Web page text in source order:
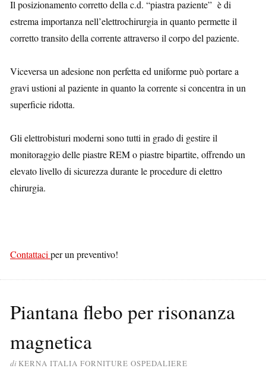
Il posizionamento corretto della c.d. “piastra paziente” è di
estrema importanza nell’elettrochirurgia in quanto permette il
corretto transito della corrente attraverso il corpo del paziente.
Viceversa un adesione non perfetta ed uniforme può portare a
gravi ustioni al paziente in quanto la corrente si concentra in un
superficie ridotta.
Gli elettrobisturi moderni sono tutti in grado di gestire il
monitoraggio delle piastre REM o piastre bipartite, offrendo un
elevato livello di sicurezza durante le procedure di elettro
chirurgia.
Contattaci per un preventivo!
Piantana flebo per risonanza
magnetica
di KERNA ITALIA FORNITURE OSPEDALIERE